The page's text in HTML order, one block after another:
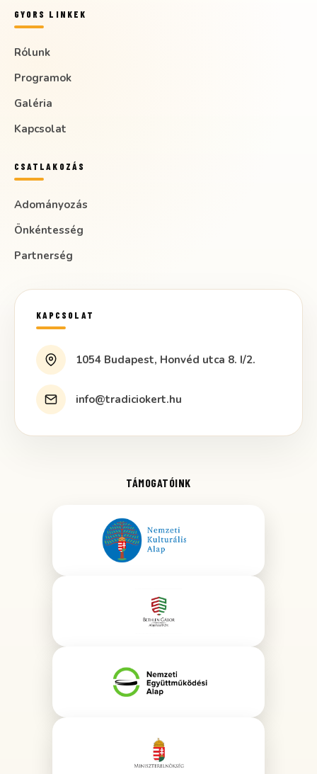
GYORS LINKEK
Rólunk
Programok
Galéria
Kapcsolat
CSATLAKOZÁS
Adományozás
Önkéntesség
Partnerség
KAPCSOLAT
1054 Budapest, Honvéd utca 8. I/2.
info@tradiciokert.hu
TÁMOGATÓINK